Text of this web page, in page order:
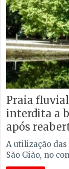
Praia
interdita a
após
A utilização
São Gião, no